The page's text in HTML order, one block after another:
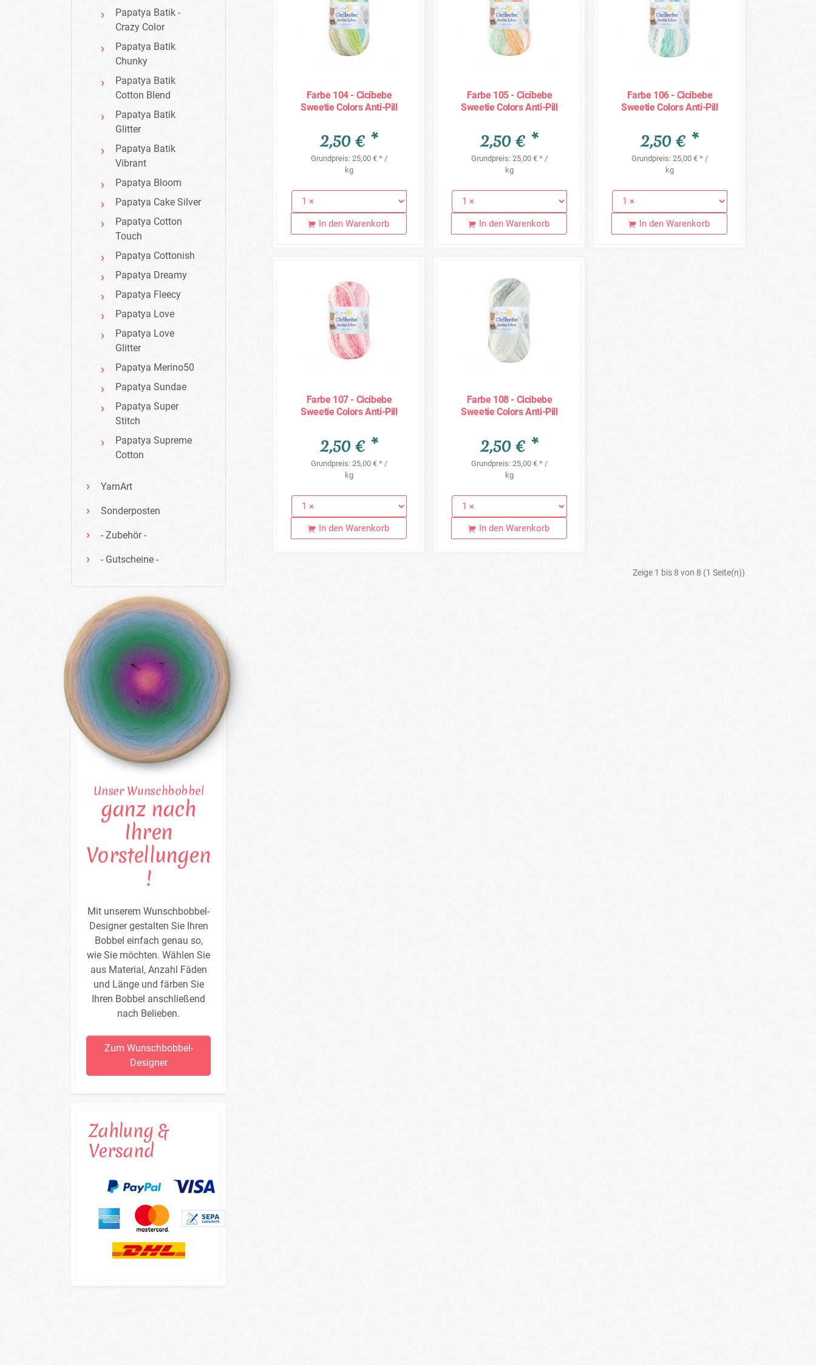
Farbe 104 - Cicibebe
Sweetie Colors Anti-Pill
2,50 € *
Grundpreis: 25,00 € * /
kg
In den Warenkorb
Farbe 105 - Cicibebe
Sweetie Colors Anti-Pill
2,50 € *
Grundpreis: 25,00 € * /
kg
In den Warenkorb
Farbe 106 - Cicibebe
Sweetie Colors Anti-Pill
2,50 € *
Grundpreis: 25,00 € * /
kg
In den Warenkorb
Farbe 107 - Cicibebe
Sweetie Colors Anti-Pill
2,50 € *
Grundpreis: 25,00 € * /
kg
In den Warenkorb
Farbe 108 - Cicibebe
Sweetie Colors Anti-Pill
2,50 € *
Grundpreis: 25,00 € * /
kg
In den Warenkorb
Zeige 1 bis 8 von 8 (1 Seite(n))
Papatya Batik -
Crazy Color
Papatya Batik
Chunky
Papatya Batik
Cotton Blend
Papatya Batik
Glitter
Papatya Batik
Vibrant
Papatya Bloom
Papatya Cake Silver
Papatya Cotton
Touch
Papatya Cottonish
Papatya Dreamy
Papatya Fleecy
Papatya Love
Papatya Love
Glitter
Papatya Merino50
Papatya Sundae
Papatya Super
Stitch
Papatya Supreme
Cotton
YarnArt
Sonderposten
- Zubehör -
- Gutscheine -
Unser Wunschbobbel
ganz nach
Ihren
Vorstellungen
!
Mit unserem Wunschbobbel-
Designer gestalten Sie Ihren
Bobbel einfach genau so,
wie Sie möchten. Wählen Sie
aus Material, Anzahl Fäden
und Länge und färben Sie
Ihren Bobbel anschließend
nach Belieben.
Zum Wunschbobbel-
Designer
Zahlung &
Versand